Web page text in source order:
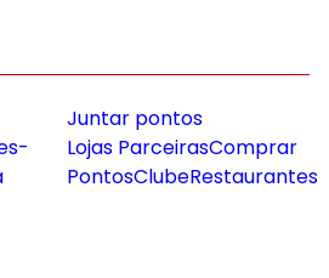
Juntar pontos
Lojas ParceirasComprar
PontosClubeRestaurantes